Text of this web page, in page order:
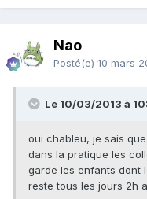
Nao
Posté(e) 10 mars
Le 10/03/2013 à
oui chableu, je sais
dans la pratique les
garde les enfants dont
reste tous les jours 2h